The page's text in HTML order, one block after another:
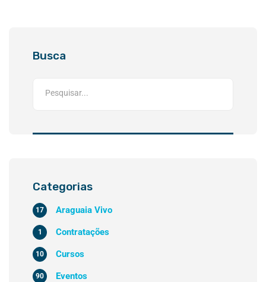
Busca
Categorias
Araguaia Vivo
17
Contratações
1
Cursos
10
Eventos
90